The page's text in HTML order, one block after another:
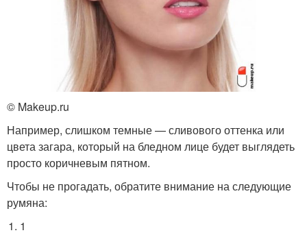
© Makeup.ru
Например, слишком темные — сливового оттенка или
цвета загара, который на бледном лице будет выглядеть
просто коричневым пятном.
Чтобы не прогадать, обратите внимание на следующие
румяна:
1